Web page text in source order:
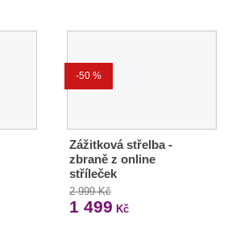
-50 %
Zážitková střelba -
zbraně z online
stříleček
2 999 Kč
1 499 Kč